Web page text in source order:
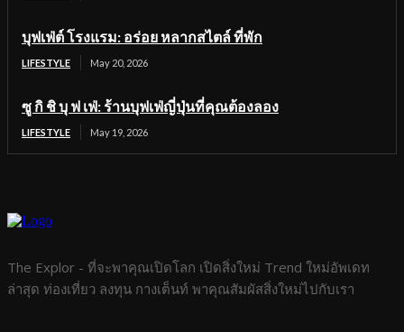
บุฟเฟ่ต์ โรงแรม: อร่อย หลากสไตล์ ที่พัก
LIFESTYLE May 20, 2026
ซู กิ ชิ บุ ฟ เฟ่: ร้านบุฟเฟ่ญี่ปุ่นที่คุณต้องลอง
LIFESTYLE May 19, 2026
The Explor - ที่จะพาคุณเปิดโลก เปิดสิ่งใหม่ Trend ใหม่อัพเดท
ล่าสุด ท่องเที่ยว ลงทุน กางเต็นท์ พาคุณสัมผัสสิ่งใหม่ไปกับเรา